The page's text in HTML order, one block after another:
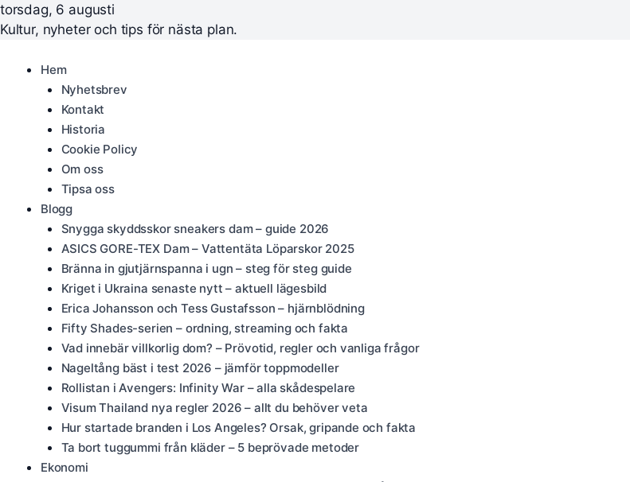
torsdag, 6 augusti
Kultur, nyheter och tips för nästa plan.
Hem
Nyhetsbrev
Kontakt
Historia
Cookie Policy
Om oss
Tipsa oss
Blogg
Snygga skyddsskor sneakers dam – guide 2026
ASICS GORE-TEX Dam – Vattentäta Löparskor 2025
Bränna in gjutjärnspanna i ugn – steg för steg guide
Kriget i Ukraina senaste nytt – aktuell lägesbild
Erica Johansson och Tess Gustafsson – hjärnblödning
Fifty Shades-serien – ordning, streaming och fakta
Vad innebär villkorlig dom? – Prövotid, regler och vanliga frågor
Nageltång bäst i test 2026 – jämför toppmodeller
Rollistan i Avengers: Infinity War – alla skådespelare
Visum Thailand nya regler 2026 – allt du behöver veta
Hur startade branden i Los Angeles? Orsak, gripande och fakta
Ta bort tuggummi från kläder – 5 beprövade metoder
Ekonomi